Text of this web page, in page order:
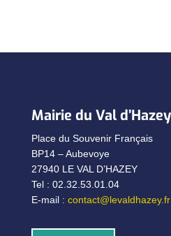
Mairie du Val d’Hazey
Place du Souvenir Français
BP14 – Aubevoye
27940 LE VAL D’HAZEY
Tel : 02.32.53.01.04
E-mail : contact@levaldhazey.fr